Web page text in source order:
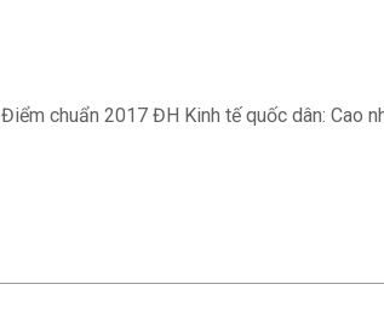
Điểm chuẩn 2017 ĐH Kinh tế quốc dân: Cao